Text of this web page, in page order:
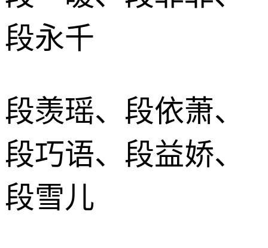
段永千
段羡瑶、段依萧、
段巧语、段益娇、
段雪儿